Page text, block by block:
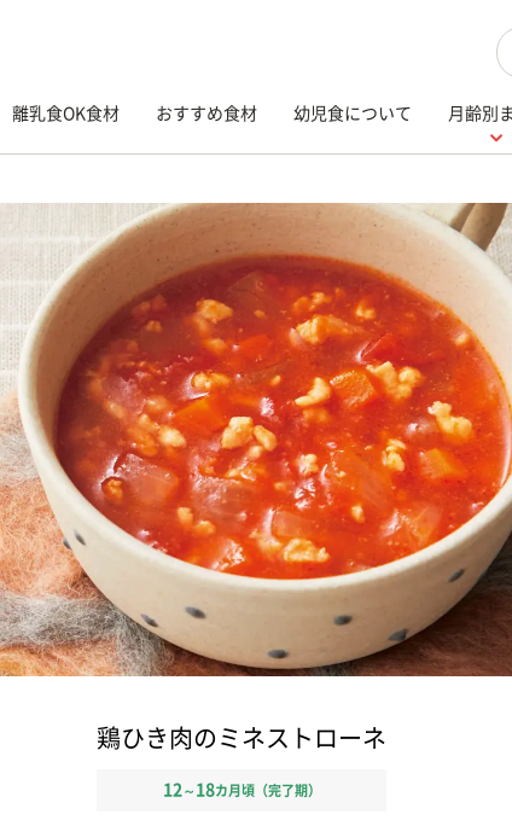
離乳食OK食材 おすすめ食材 幼児食について 月齢別
鶏ひき肉のミネストローネ
12 ～ 18カ月頃（完了期）